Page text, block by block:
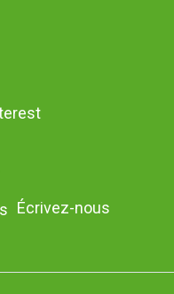
Écrivez-nous